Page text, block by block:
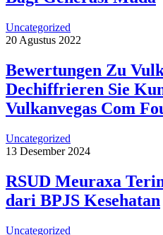
Uncategorized
20 Agustus 2022
Bewertungen Zu
Dechiffrieren Sie
Vulkanvegas Com
Uncategorized
13 Desember 2024
RSUD Meuraxa
dari BPJS Kesehatan
Uncategorized